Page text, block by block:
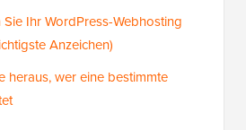
Sie Ihr WordPress-Webhosting
Anzeichen)
heraus, wer eine bestimmte